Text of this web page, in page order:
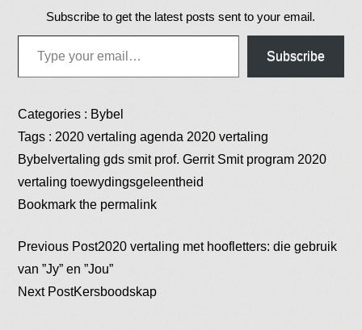
Subscribe to get the latest posts sent to your email.
Type your email…
Subscribe
Categories : Bybel
Tags : 2020 vertaling agenda 2020 vertaling
Bybelvertaling gds smit prof. Gerrit Smit program 2020
vertaling toewydingsgeleentheid
Bookmark the permalink
Post
navigation
Previous Post2020 vertaling met hoofletters: die gebruik
van ”Jy” en ”Jou”
Next PostKersboodskap